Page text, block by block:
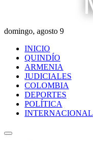
domingo, agosto 9
INICIO
QUINDÍO
ARMENIA
JUDICIALES
COLOMBIA
DEPORTES
POLÍTICA
INTERNACIONAL